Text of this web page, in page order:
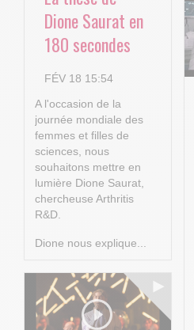
Dione Saurat en
180 secondes
FÉV 18 15:54
A l'occasion de la
journée mondiale des
femmes et filles de
sciences, nous
souhaitons mettre en
lumière Dione Saurat,
chercheuse Arthritis
R&D.
Dione nous explique...